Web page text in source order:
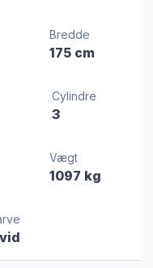
Bredde
175 cm
Cylindre
3
Vægt
1097 kg